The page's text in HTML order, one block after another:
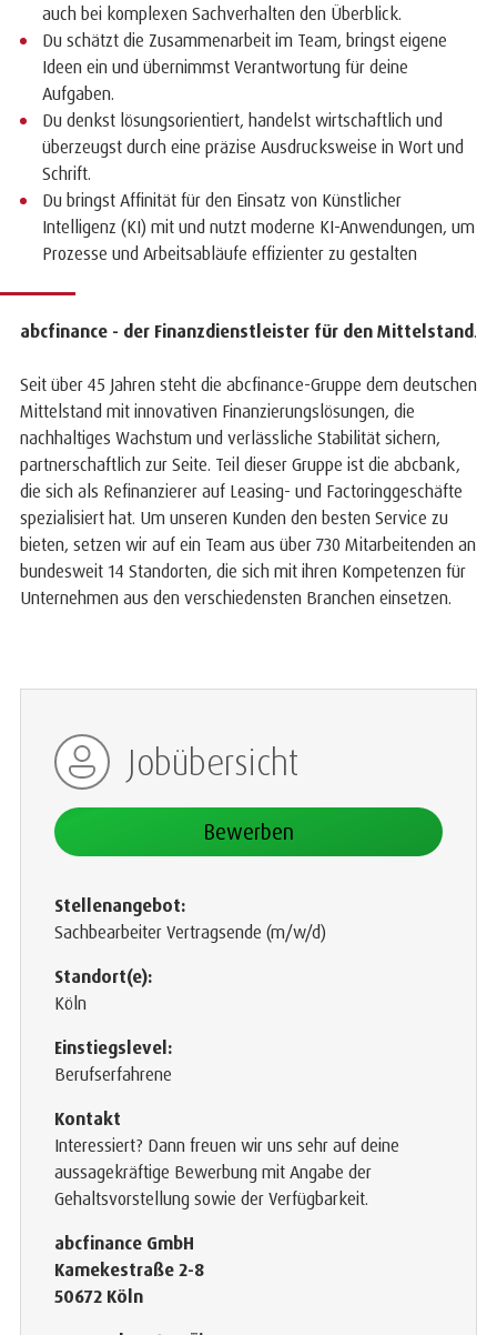
auch bei komplexen Sachverhalten den Überblick.
Du schätzt die Zusammenarbeit im Team, bringst eigene
Ideen ein und übernimmst Verantwortung für deine
Aufgaben.
Du denkst lösungsorientiert, handelst wirtschaftlich und
überzeugst durch eine präzise Ausdrucksweise in Wort und
Schrift.
Du bringst Affinität für den Einsatz von Künstlicher
Intelligenz (KI) mit und nutzt moderne KI-Anwendungen, um
Prozesse und Arbeitsabläufe effizienter zu gestalten
abcfinance - der Finanzdienstleister für den Mittelstand.
Seit über 45 Jahren steht die abcfinance-Gruppe dem deutschen
Mittelstand mit innovativen Finanzierungslösungen, die
nachhaltiges Wachstum und verlässliche Stabilität sichern,
partnerschaftlich zur Seite. Teil dieser Gruppe ist die abcbank,
die sich als Refinanzierer auf Leasing- und Factoringgeschäfte
spezialisiert hat. Um unseren Kunden den besten Service zu
bieten, setzen wir auf ein Team aus über 730 Mitarbeitenden an
bundesweit 14 Standorten, die sich mit ihren Kompetenzen für
Unternehmen aus den verschiedensten Branchen einsetzen.
Jobübersicht
Bewerben
Stellenangebot:
Sachbearbeiter Vertragsende (m/w/d)
Standort(e):
Köln
Einstiegslevel:
Berufserfahrene
Kontakt
Interessiert? Dann freuen wir uns sehr auf deine
aussagekräftige Bewerbung mit Angabe der
Gehaltsvorstellung sowie der Verfügbarkeit.
abcfinance GmbH
Kamekestraße 2-8
50672 Köln